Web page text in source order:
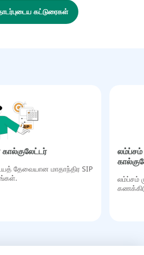
கட்டுரைகள்
தேவையான மாதாந்திர SIP
லம்ப்சம்